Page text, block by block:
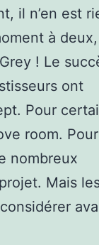
il n’en est
à
! Le
ont
Pour
room. Pour
nombreux
Mais